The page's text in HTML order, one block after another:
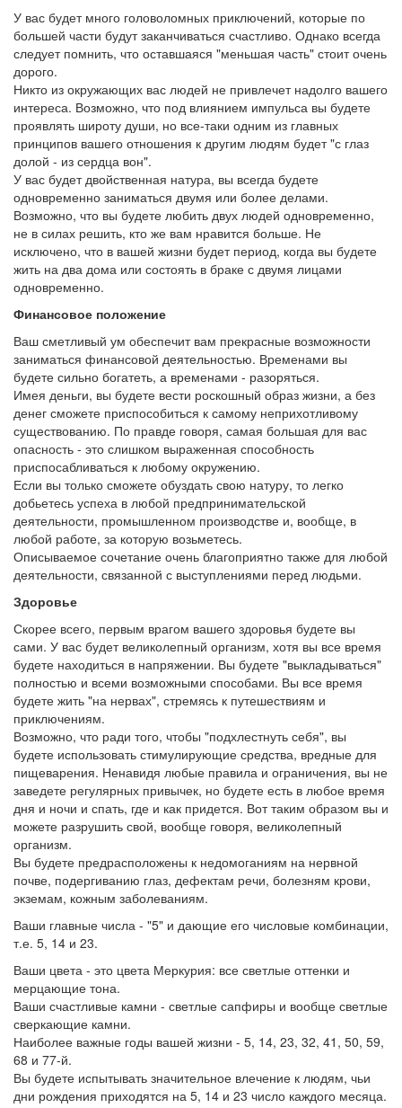
У вас будет много головоломных приключений, которые по
большей части будут заканчиваться счастливо. Однако всегда
следует помнить, что оставшаяся "меньшая часть" стоит очень
дорого.
Никто из окружающих вас людей не привлечет надолго вашего
интереса. Возможно, что под влиянием импульса вы будете
проявлять широту души, но все-таки одним из главных
принципов вашего отношения к другим людям будет "с глаз
долой - из сердца вон".
У вас будет двойственная натура, вы всегда будете
одновременно заниматься двумя или более делами.
Возможно, что вы будете любить двух людей одновременно,
не в силах решить, кто же вам нравится больше. Не
исключено, что в вашей жизни будет период, когда вы будете
жить на два дома или состоять в браке с двумя лицами
одновременно.
Финансовое положение
Ваш сметливый ум обеспечит вам прекрасные возможности
заниматься финансовой деятельностью. Временами вы
будете сильно богатеть, а временами - разоряться.
Имея деньги, вы будете вести роскошный образ жизни, а без
денег сможете приспособиться к самому неприхотливому
существованию. По правде говоря, самая большая для вас
опасность - это слишком выраженная способность
приспосабливаться к любому окружению.
Если вы только сможете обуздать свою натуру, то легко
добьетесь успеха в любой предпринимательской
деятельности, промышленном производстве и, вообще, в
любой работе, за которую возьметесь.
Описываемое сочетание очень благоприятно также для любой
деятельности, связанной с выступлениями перед людьми.
Здоровье
Скорее всего, первым врагом вашего здоровья будете вы
сами. У вас будет великолепный организм, хотя вы все время
будете находиться в напряжении. Вы будете "выкладываться"
полностью и всеми возможными способами. Вы все время
будете жить "на нервах", стремясь к путешествиям и
приключениям.
Возможно, что ради того, чтобы "подхлестнуть себя", вы
будете использовать стимулирующие средства, вредные для
пищеварения. Ненавидя любые правила и ограничения, вы не
заведете регулярных привычек, но будете есть в любое время
дня и ночи и спать, где и как придется. Вот таким образом вы и
можете разрушить свой, вообще говоря, великолепный
организм.
Вы будете предрасположены к недомоганиям на нервной
почве, подергиванию глаз, дефектам речи, болезням крови,
экземам, кожным заболеваниям.
Ваши главные числа - "5" и дающие его числовые комбинации,
т.е. 5, 14 и 23.
Ваши цвета - это цвета Меркурия: все светлые оттенки и
мерцающие тона.
Ваши счастливые камни - светлые сапфиры и вообще светлые
сверкающие камни.
Наиболее важные годы вашей жизни - 5, 14, 23, 32, 41, 50, 59,
68 и 77-й.
Вы будете испытывать значительное влечение к людям, чьи
дни рождения приходятся на 5, 14 и 23 число каждого месяца.